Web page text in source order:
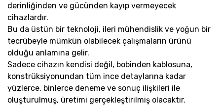
derinliğinden ve gücünden kayıp vermeyecek
cihazlardır.
Bu da üstün bir teknoloji, ileri mühendislik ve yoğun bir
tecrübeyle mümkün olabilecek çalışmaların ürünü
olduğu anlamına gelir.
Sadece cihazın kendisi değil, bobinden kablosuna,
konstrüksiyonundan tüm ince detaylarına kadar
yüzlerce, binlerce deneme ve sonuç ilişkileri ile
oluşturulmuş, üretimi gerçekleştirilmiş olacaktır.